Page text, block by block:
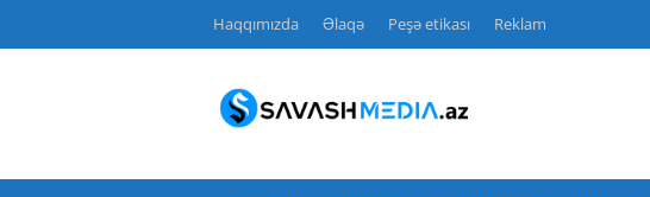
Haqqımızda Əlaqə Peşə etikası Reklam